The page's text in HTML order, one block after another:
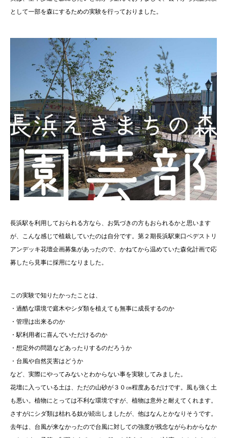
として一部を森にするための実験を行っておりました。
長浜駅を利用しておられる方なら、お気づきの方もおられるかと思います
が、こんな感じで植栽していたのは自分です。第２期長浜駅東口ペデストリ
アンデッキ花壇企画募集があったので、かねてから温めていた森化計画で応
募したら見事に採用になりました。
この実験で知りたかったことは、
・過酷な環境で庭木やシダ類を植えても無事に成長するのか
・管理は出来るのか
・駅利用者に喜んでいただけるのか
・想定外の問題などあったりするのだろうか
・台風や自然災害はどうか
など、実際にやってみないとわからない事を実験してみました。
花壇に入っている土は、ただの山砂が３０㎝程度あるだけです。風も強く土
も悪い。植物にとっては不利な環境ですが、植物は意外と耐えてくれます。
さすがにシダ類は枯れる奴が続出しましたが、他はなんとかなりそうです。
去年は、台風が来なかったので台風に対しての強度が残念ながらわからなか